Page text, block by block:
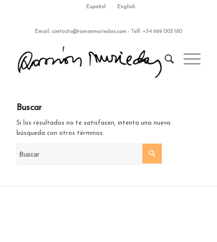
Español English
Email: contacto@ramonmuriedas.com- Telf: +34 669 003 180
Buscar
Si los resultados no te satisfacen, intenta una nueva
búsqueda con otros términos.